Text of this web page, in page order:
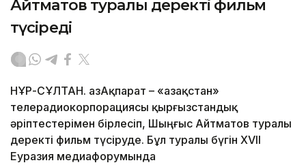
Айтматов туралы деректі фильм
түсіреді
НҰР-СҰЛТАН. ҚазАқпарат – «Қазақстан»
телерадиокорпорациясы қырғызстандық
әріптестерімен бірлесіп, Шыңғыс Айтматов туралы
деректі фильм түсіруде. Бұл туралы бүгін XVII
Еуразия медиафорумында